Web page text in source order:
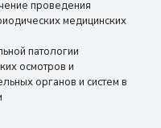
проведения
медицинских
патологии
осмотров и
органов и систем в